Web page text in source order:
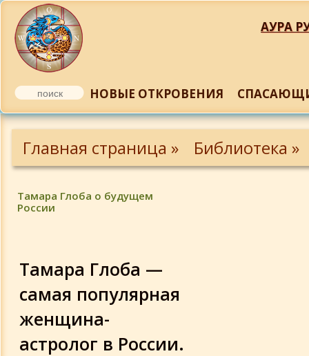
АУРА
НОВЫЕ ОТКРОВЕНИЯ
Главная страница » Библиотека »
Тамара Глоба о будущем
России
Тамара Глоба —
самая популярная
женщина-
астролог в России.
Заратуштра, В. Тороп
Отрывок из книги Ю. Терапиано
Плащаница Христа из Турина
О плащанице
Письмо об Иисусе